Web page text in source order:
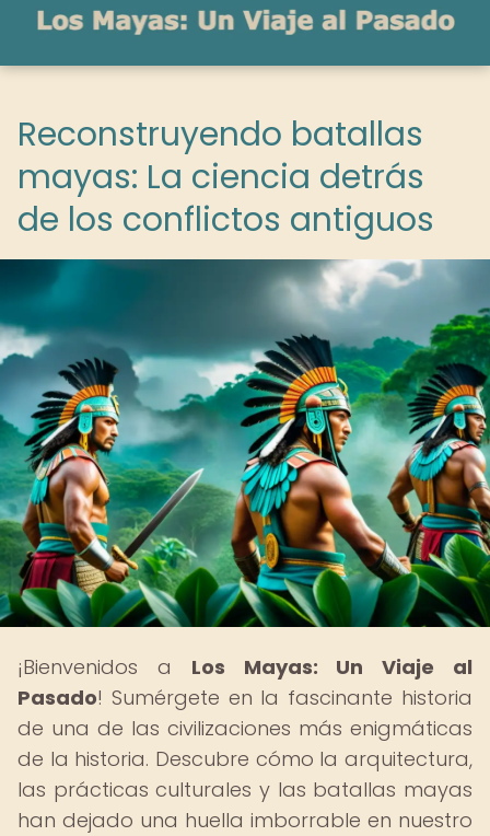
Reconstruyendo batallas
mayas: La ciencia detrás
de los conflictos antiguos
¡Bienvenidos a Los Mayas: Un Viaje al
Pasado! Sumérgete en la fascinante historia
de una de las civilizaciones más enigmáticas
de la historia. Descubre cómo la arquitectura,
las prácticas culturales y las batallas mayas
han dejado una huella imborrable en nuestro